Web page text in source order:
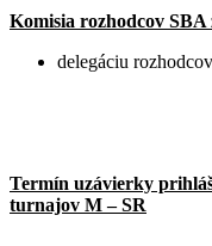
Komisia rozhodcov SBA
delegáciu
Termín uzávierky
turnajov M – SR